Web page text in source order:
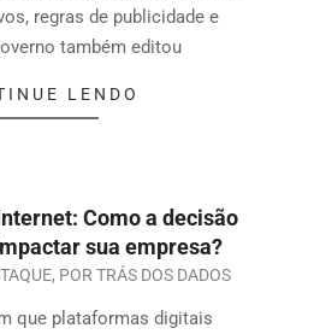
regras de publicidade e
também editou
LENDO
Como a decisão
sua empresa?
, POR TRÁS DOS DADOS
que plataformas digitais